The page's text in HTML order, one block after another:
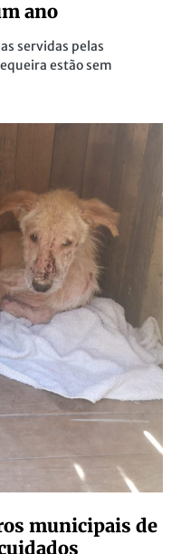
ano
servidas pelas
estão sem
municipais de